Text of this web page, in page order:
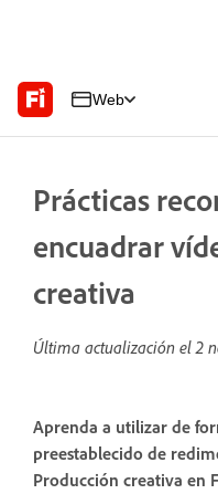
Web
Prácticas
encuadrar
creativa
Última actualización el2
Aprenda a utilizar de
preestablecido de
Producción creativa en